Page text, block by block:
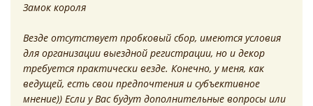
Замок короля
Везде отсутствует пробковый сбор, имеются условия
для организации выездной регистрации, но и декор
требуется практически везде. Конечно, у меня, как
ведущей, есть свои предпочтения и субъективное
мнение)) Если у Вас будут дополнительные вопросы или